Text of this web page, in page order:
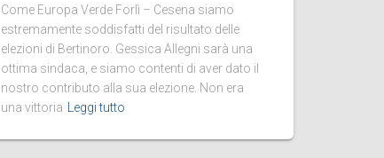
Come Europa Verde Forlì – Cesena siamo
estremamente soddisfatti del risultato delle
elezioni di Bertinoro. Gessica Allegni sarà una
ottima sindaca, e siamo contenti di aver dato il
nostro contributo alla sua elezione. Non era
una vittoria
Leggi tutto